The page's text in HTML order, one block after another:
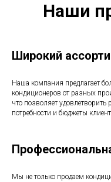
Наши
Широкий
Наша компания предлагает
кондиционеров от разных
что позволяет
потребности и бюджеты
Мы не только продаем